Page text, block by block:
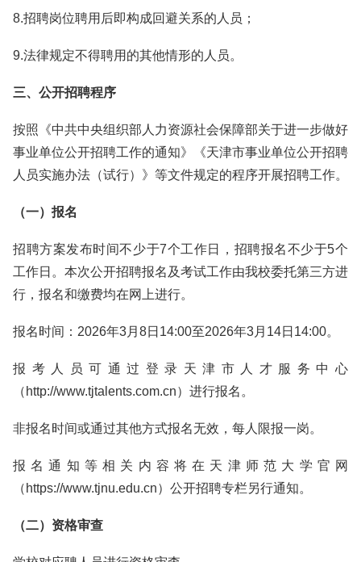
8.招聘岗位聘用后即构成回避关系的人员；
9.法律规定不得聘用的其他情形的人员。
三、公开招聘程序
按照《中共中央组织部人力资源社会保障部关于进一步做好
事业单位公开招聘工作的通知》《天津市事业单位公开招聘
人员实施办法（试行）》等文件规定的程序开展招聘工作。
（一）报名
招聘方案发布时间不少于7个工作日，招聘报名不少于5个
工作日。本次公开招聘报名及考试工作由我校委托第三方进
行，报名和缴费均在网上进行。
报名时间：2026年3月8日14:00至2026年3月14日14:00。
报考人员可通过登录天津市人才服务中心
（http://www.tjtalents.com.cn）进行报名。
非报名时间或通过其他方式报名无效，每人限报一岗。
报名通知等相关内容将在天津师范大学官网
（https://www.tjnu.edu.cn）公开招聘专栏另行通知。
（二） 资格审查